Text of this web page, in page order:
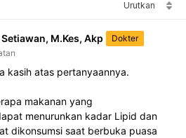
Urutkan
M.Kes, Akp
Dokter
kasih atas pertanyaannya.
makanan yang
menurunkan kadar Lipid dan
dikonsumsi saat berbuka puasa